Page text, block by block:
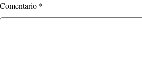
Comentario *